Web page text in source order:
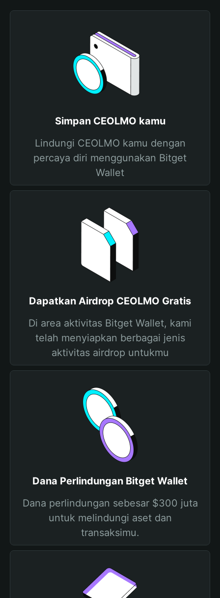
Simpan CEOLMO kamu
Lindungi CEOLMO kamu dengan
percaya diri menggunakan Bitget
Wallet
Dapatkan Airdrop CEOLMO Gratis
Di area aktivitas Bitget Wallet, kami
telah menyiapkan berbagai jenis
aktivitas airdrop untukmu
Dana Perlindungan Bitget Wallet
Dana perlindungan sebesar $300 juta
untuk melindungi aset dan
transaksimu.